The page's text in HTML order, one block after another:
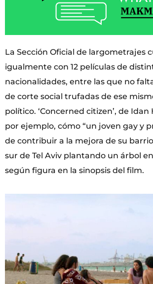
La Sección Oficial de largometrajes
igualmente con 12 películas de
nacionalidades, entre las que no
de corte social trufadas de ese
político. ‘Concerned citizen’, de
por ejemplo, cómo “un joven gay y
de contribuir a la mejora de su
sur de Tel Aviv plantando un árbol en
según figura en la sinopsis del film.